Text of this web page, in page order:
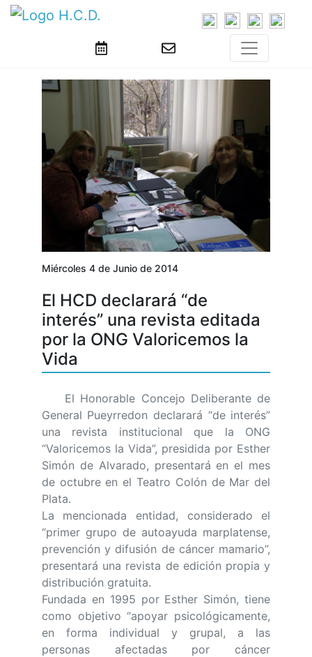
Miércoles 4 de Junio de 2014
El HCD declarará “de
interés” una revista editada
por la ONG Valoricemos la
Vida
El Honorable Concejo Deliberante de
General Pueyrredon declarará “de interés”
una revista institucional que la ONG
“Valoricemos la Vida”, presidida por Esther
Simón de Alvarado, presentará en el mes
de octubre en el Teatro Colón de Mar del
Plata.
La mencionada entidad, considerado el
“primer grupo de autoayuda marplatense,
prevención y difusión de cáncer mamario”,
presentará una revista de edición propia y
distribución gratuita.
Fundada en 1995 por Esther Simón, tiene
como objetivo “apoyar psicológicamente,
en forma individual y grupal, a las
personas afectadas por cáncer